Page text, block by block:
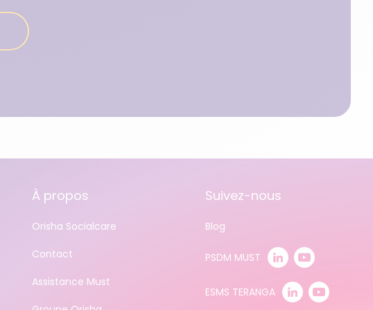
À propos
Orisha Socialcare
Contact
Assistance Must
Suivez-nous
Blog
PSDM MUST
ESMS TERANGA